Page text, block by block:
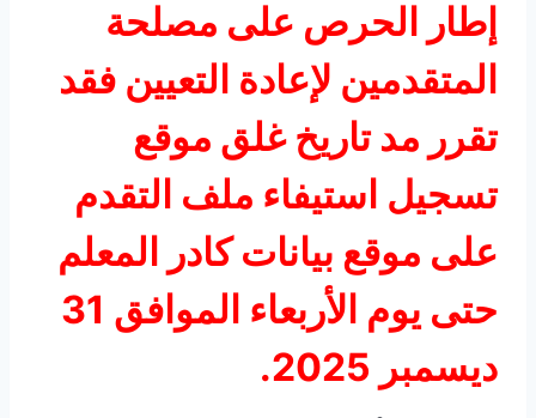
إطار الحرص على مصلحة
المتقدمين لإعادة التعيين فقد
تقرر مد تاريخ غلق موقع
تسجيل استيفاء ملف التقدم
على موقع بيانات كادر المعلم
حتى يوم الأربعاء الموافق 31
ديسمبر 2025.